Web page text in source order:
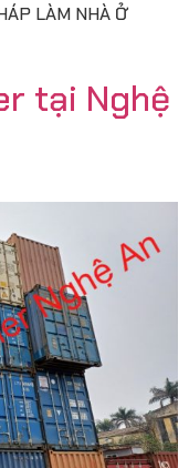
LÀM NHÀ Ở
tại Nghệ